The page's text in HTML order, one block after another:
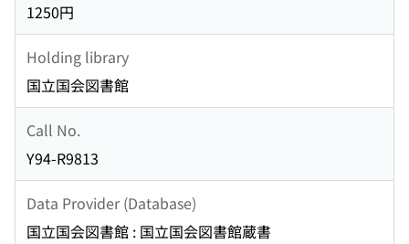
1250円
Holding library
国立国会図書館
Call No.
Y94-R9813
Data Provider (Database)
国立国会図書館 : 国立国会図書館蔵書